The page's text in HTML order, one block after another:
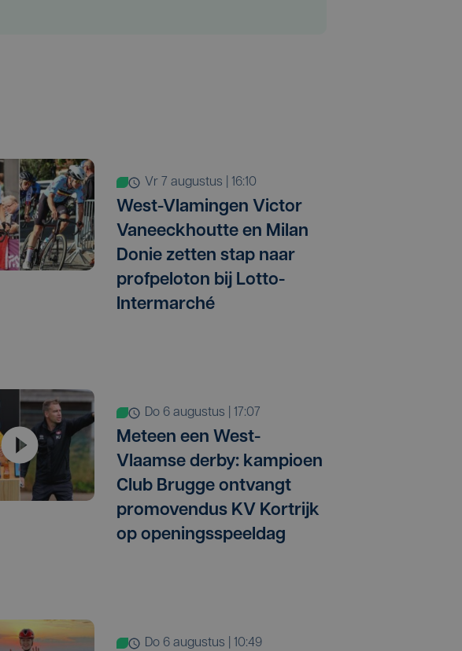
vr 7 augustus | 16:10
West-Vlamingen Victor
Vaneeckhoutte en Milan
Donie zetten stap naar
profpeloton bij Lotto-
Intermarché
do 6 augustus | 17:07
Meteen een West-
Vlaamse derby: kampioen
Club Brugge ontvangt
promovendus KV Kortrijk
op openingsspeeldag
do 6 augustus | 10:49